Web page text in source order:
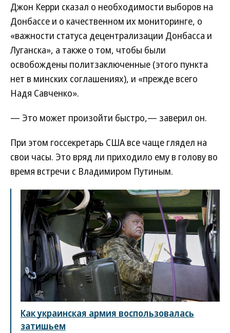
Джон Керри сказал о необходимости выборов на
Донбассе и о качественном их мониторинге, о
«важности статуса децентрализации Донбасса и
Луганска», а также о том, чтобы были
освобождены политзаключенные (этого пункта
нет в минских соглашениях), и «прежде всего
Надя Савченко».
— Это может произойти быстро,— заверил он.
При этом госсекретарь США все чаще глядел на
свои часы. Это вряд ли приходило ему в голову во
время встречи с Владимиром Путиным.
Как украинская армия воспользовалась
затишьем